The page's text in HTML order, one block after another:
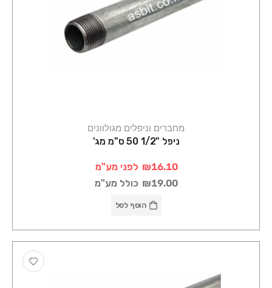
מחברים וניפלים מגולוונים
ניפל "1/2 50 ס"מ מג'
₪16.10 לפני מע"מ
₪19.00 כולל מע"מ
הוסף לסל